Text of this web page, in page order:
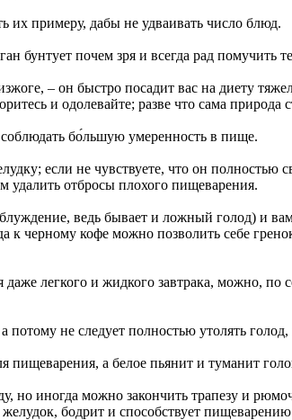
их примеру, дабы не удваивать число блюд.
бунтует почем зря и всегда рад помучить
– он быстро посадит вас на диету
и одолевайте; разве что сама природа
бо́льшую умеренность в пище.
если не чувствуете, что он полностью
удалить отбросы плохого пищеварения.
ведь бывает и ложный голод) и
к черному кофе можно позволить себе
легкого и жидкого завтрака, можно,
не следует полностью утолять
пищеварения, а белое пьянит и туманит
но иногда можно закончить трапезу и
бодрит и способствует